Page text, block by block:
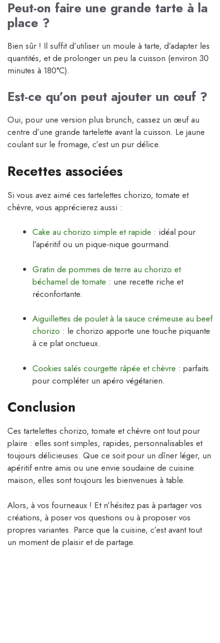
Peut-on faire une grande tarte à la
place ?
Bien sûr ! Il suffit d’utiliser un moule à tarte, d’adapter les
quantités, et de prolonger un peu la cuisson (environ 30
minutes à 180°C).
Est-ce qu’on peut ajouter un œuf ?
Oui, pour une version plus brunch, cassez un œuf au
centre d’une grande tartelette avant la cuisson. Le jaune
coulant sur le fromage, c’est un pur délice.
Recettes associées
Si vous avez aimé ces tartelettes chorizo, tomate et
chèvre, vous apprécierez aussi :
Cake au chorizo simple et rapide : idéal pour
l’apéritif ou un pique-nique gourmand.
Gratin de pommes de terre au chorizo et
béchamel de tomate : une recette riche et
réconfortante.
Aiguillettes de poulet à la sauce crémeuse au beef
chorizo : le chorizo apporte une touche piquante
à ce plat onctueux.
Cookies salés courgette râpée et chèvre : parfaits
pour compléter un apéro végétarien.
Conclusion
Ces tartelettes chorizo, tomate et chèvre ont tout pour
plaire : elles sont simples, rapides, personnalisables et
toujours délicieuses. Que ce soit pour un dîner léger, un
apéritif entre amis ou une envie soudaine de cuisine
maison, elles sont toujours les bienvenues à table.
Alors, à vos fourneaux ! Et n’hésitez pas à partager vos
créations, à poser vos questions ou à proposer vos
propres variantes. Parce que la cuisine, c’est avant tout
un moment de plaisir et de partage.